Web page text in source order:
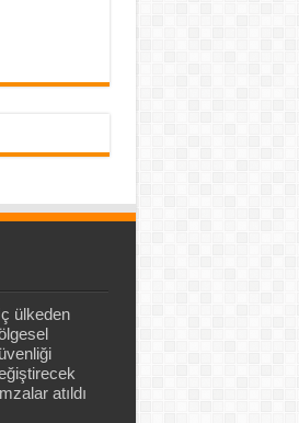
ülkeden
atıldı